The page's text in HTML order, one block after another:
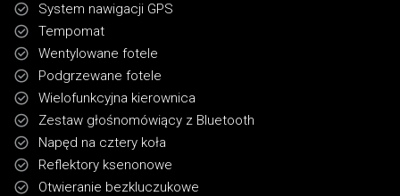
System nawigacji GPS
Tempomat
Wentylowane fotele
Podgrzewane fotele
Wielofunkcyjna kierownica
Zestaw głośnomówiący z Bluetooth
Napęd na cztery koła
Reflektory ksenonowe
Otwieranie bezkluczukowe